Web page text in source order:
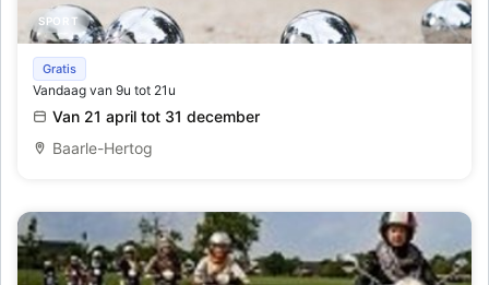
SPORT
Petanque-banen
Gratis
Vandaag van 9u tot 21u
Van 21 april tot 31 december
Baarle-Hertog